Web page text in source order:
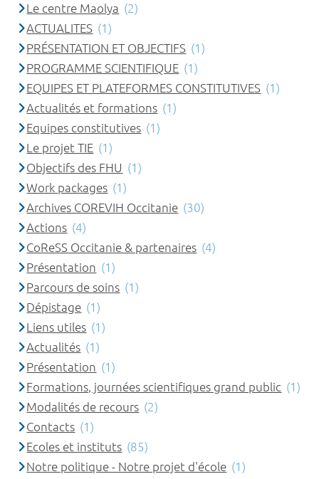
Le centre Maolya (2)
ACTUALITES (1)
PRÉSENTATION ET OBJECTIFS (1)
PROGRAMME SCIENTIFIQUE (1)
EQUIPES ET PLATEFORMES CONSTITUTIVES (1)
Actualités et formations (1)
Equipes constitutives (1)
Le projet TIE (1)
Objectifs des FHU (1)
Work packages (1)
Archives COREVIH Occitanie (30)
Actions (4)
CoReSS Occitanie & partenaires (4)
Présentation (1)
Parcours de soins (1)
Dépistage (1)
Liens utiles (1)
Actualités (1)
Présentation (1)
Formations, journées scientifiques grand public (1)
Modalités de recours (2)
Contacts (1)
Ecoles et instituts (85)
Notre politique - Notre projet d'école (1)